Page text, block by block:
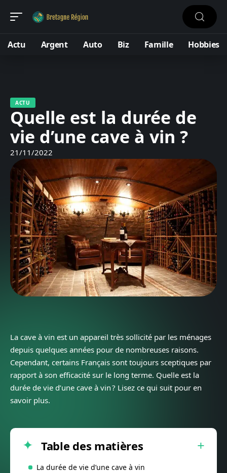
Actu Argent Auto Biz Famille Hobbies
ACTU
Quelle est la durée de
vie d’une cave à vin ?
21/11/2022
La cave à vin est un appareil très sollicité par les ménages
depuis quelques années pour de nombreuses raisons.
Cependant, certains Français sont toujours sceptiques par
rapport à son efficacité sur le long terme. Quelle est la
durée de vie d’une cave à vin ? Lisez ce qui suit pour en
savoir plus.
Table des matières
La durée de vie d’une cave à vin